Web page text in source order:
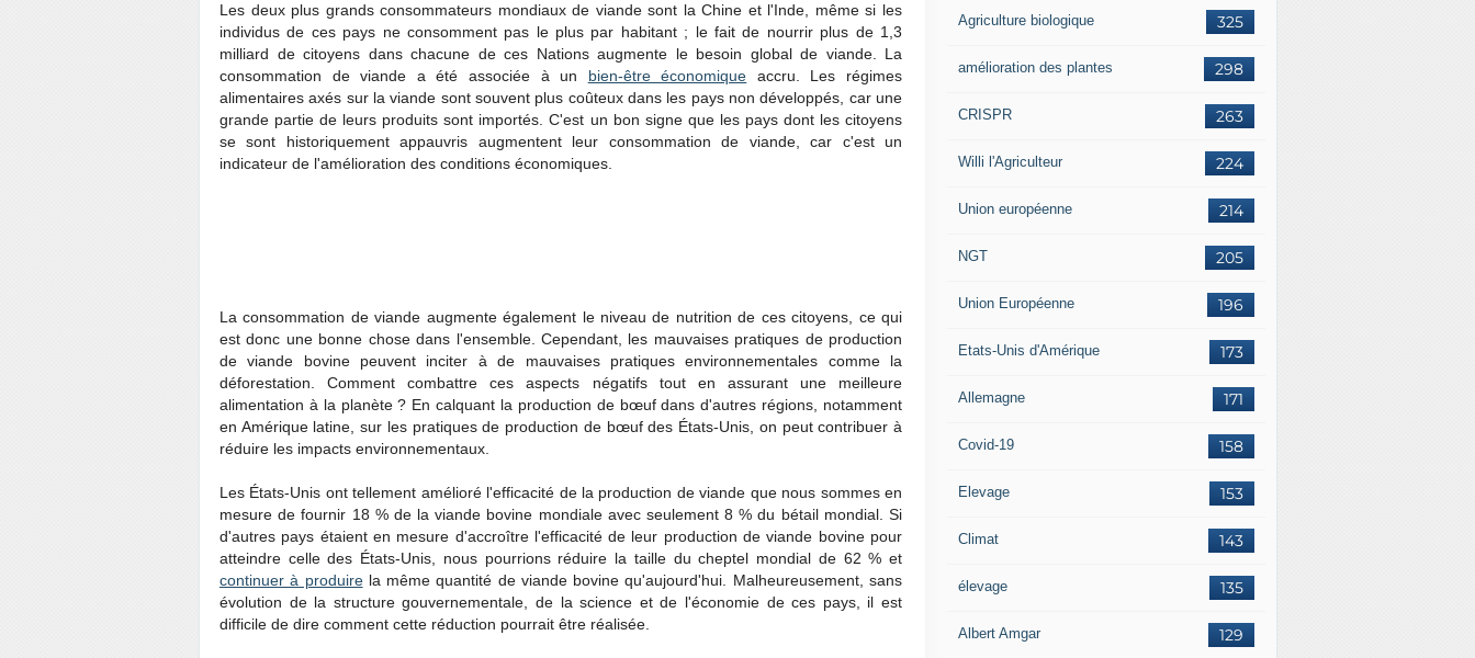
Les deux plus grands consommateurs mondiaux de viande sont la Chine et l'Inde, même si les
individus de ces pays ne consomment pas le plus par habitant ; le fait de nourrir plus de 1,3
milliard de citoyens dans chacune de ces Nations augmente le besoin global de viande. La
consommation de viande a été associée à un bien-être économique accru. Les régimes
alimentaires axés sur la viande sont souvent plus coûteux dans les pays non développés, car une
grande partie de leurs produits sont importés. C'est un bon signe que les pays dont les citoyens
se sont historiquement appauvris augmentent leur consommation de viande, car c'est un
indicateur de l'amélioration des conditions économiques.
La consommation de viande augmente également le niveau de nutrition de ces citoyens, ce qui
est donc une bonne chose dans l'ensemble. Cependant, les mauvaises pratiques de production
de viande bovine peuvent inciter à de mauvaises pratiques environnementales comme la
déforestation. Comment combattre ces aspects négatifs tout en assurant une meilleure
alimentation à la planète ? En calquant la production de bœuf dans d'autres régions, notamment
en Amérique latine, sur les pratiques de production de bœuf des États-Unis, on peut contribuer à
réduire les impacts environnementaux.
Les États-Unis ont tellement amélioré l'efficacité de la production de viande que nous sommes en
mesure de fournir 18 % de la viande bovine mondiale avec seulement 8 % du bétail mondial. Si
d'autres pays étaient en mesure d'accroître l'efficacité de leur production de viande bovine pour
atteindre celle des États-Unis, nous pourrions réduire la taille du cheptel mondial de 62 % et
continuer à produirela même quantité de viande bovine qu'aujourd'hui. Malheureusement, sans
évolution de la structure gouvernementale, de la science et de l'économie de ces pays, il est
difficile de dire comment cette réduction pourrait être réalisée.
325
Agriculture biologique
298
amélioration des plantes
263
CRISPR
224
Willi l'Agriculteur
214
Union européenne
205
NGT
196
Union Européenne
173
Etats-Unis d'Amérique
171
Allemagne
158
Covid-19
153
Elevage
143
Climat
135
élevage
129
Albert Amgar